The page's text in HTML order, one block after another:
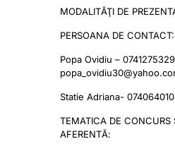
MODALITĂŢI DE
PERSOANA DE CONTACT:
Popa Ovidiu –
Statie Adriana-
TEMATICA DE CONCURS
AFERENTĂ: